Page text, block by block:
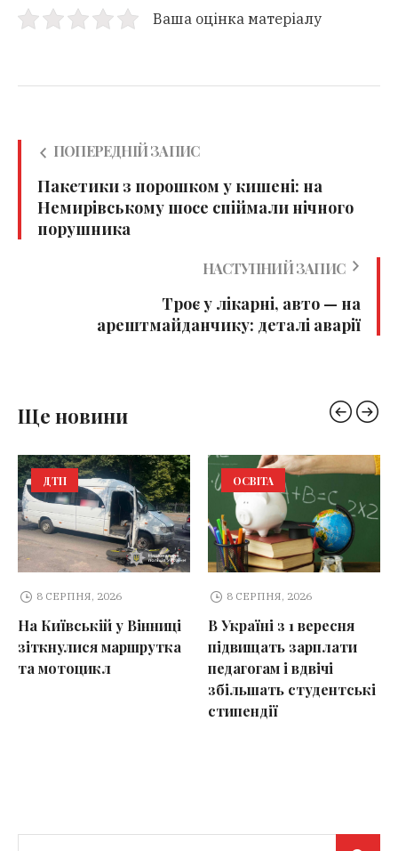
Ваша оцінка матеріалу
ПОПЕРЕДНІЙ ЗАПИС
Пакетики з порошком у кишені: на
Немирівському шосе спіймали нічного
порушника
НАСТУПНИЙ ЗАПИС
Троє у лікарні, авто — на
арештмайданчику: деталі аварії
Ще новини
ДТП
8 СЕРПНЯ, 2026
На Київській у Вінниці
зіткнулися маршрутка
та мотоцикл
ОСВІТА
8 СЕРПНЯ, 2026
В Україні з 1 вересня
підвищать зарплати
педагогам і вдвічі
збільшать студентські
стипендії